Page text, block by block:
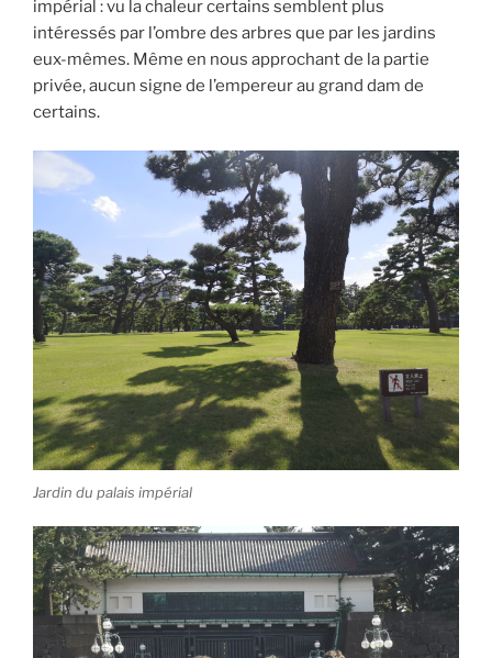
impérial : vu la chaleur certains semblent plus
intéressés par l’ombre des arbres que par les jardins
eux-mêmes. Même en nous approchant de la partie
privée, aucun signe de l’empereur au grand dam de
certains.
Jardin du palais impérial